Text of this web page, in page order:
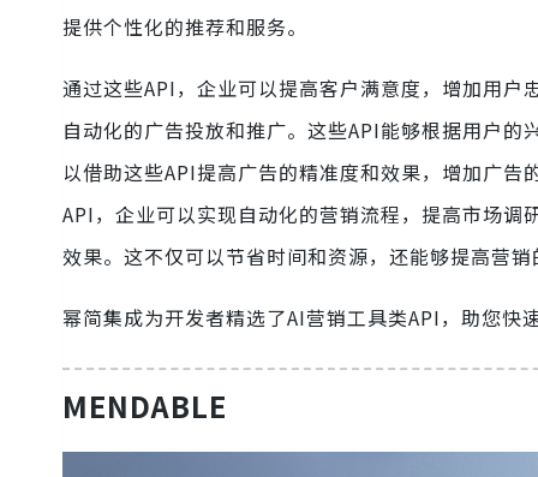
提供个性化的推荐和服务。
通过这些API，企业可以提高客户满意度，增加用
自动化的广告投放和推广。这些API能够根据用户
以借助这些API提高广告的精准度和效果，增加广
API，企业可以实现自动化的营销流程，提高市场
效果。这不仅可以节省时间和资源，还能够提高营
幂简集成为开发者精选了AI营销工具类API，助您快
MENDABLE